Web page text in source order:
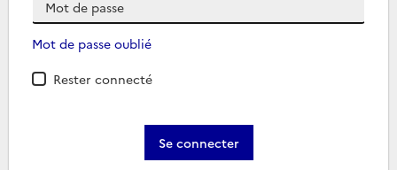
Mot de passe oublié
Rester connecté
Se connecter